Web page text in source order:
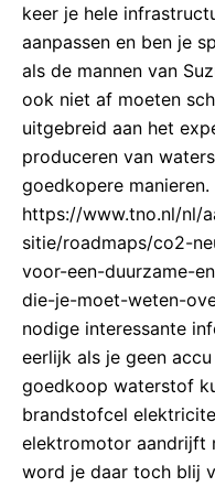
keer je hele
aanpassen en ben je
als de mannen van
ook niet af moeten
uitgebreid aan het
produceren van
goedkopere
https://www.tno.nl/nl/
sitie/roadmaps/co2-
voor-een-duurzame-
die-je-moet-weten-
nodige interessante
eerlijk als je geen
goedkoop waterstof
brandstofcel
elektromotor aandrijft
word je daar toch blij